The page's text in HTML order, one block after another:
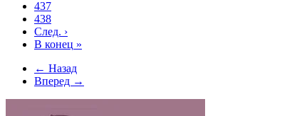
437
438
След. ›
В конец »
← Назад
Вперед →